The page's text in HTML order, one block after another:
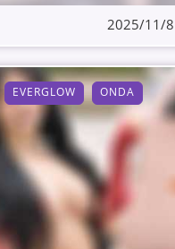
2025/11/8
EVERGLOW ONDA